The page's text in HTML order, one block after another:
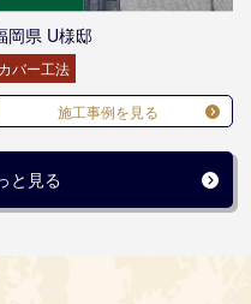
岡県 U様邸
カバー工法
施工事例を見る
と見る